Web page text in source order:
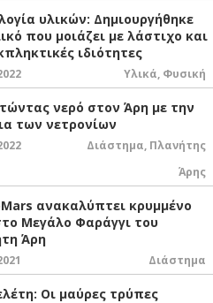
υλικών: Δημιουργήθηκε
που μοιάζει με λάστιχο και
ιδιότητες
Υλικά, Φυσική
νερό στον Άρη με την
των νετρονίων
Διάστημα, Πλανήτης
Άρης
ανακαλύπτει κρυμμένο
Μεγάλο Φαράγγι του
Άρη
Διάστημα
Οι μαύρες τρύπες